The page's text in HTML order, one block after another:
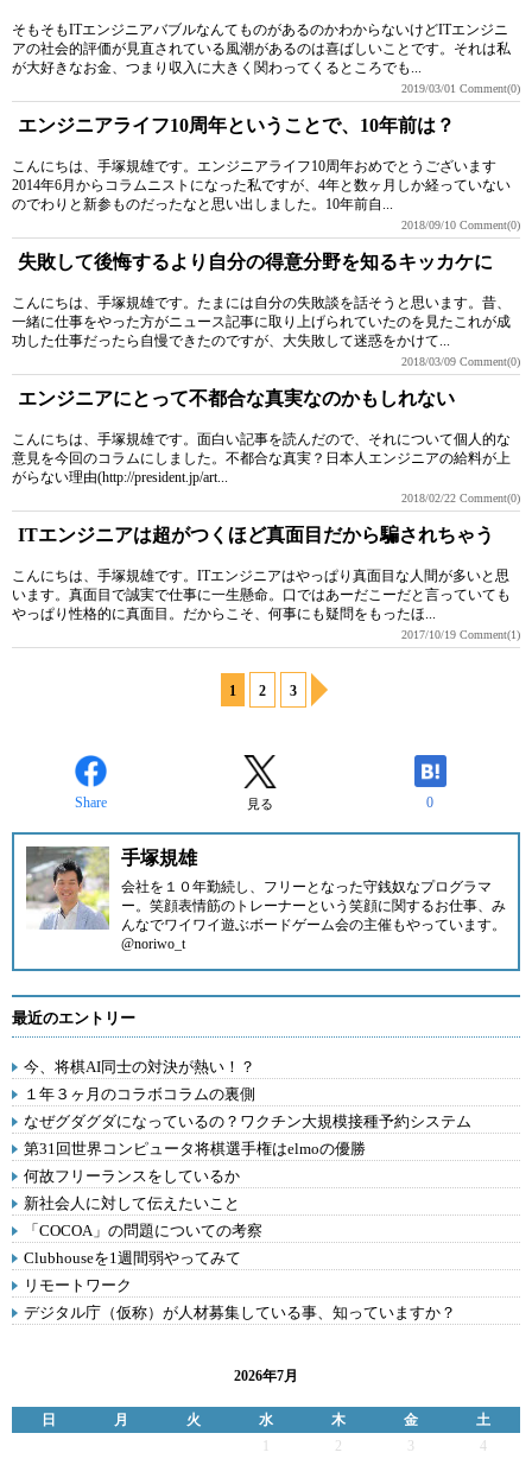
そもそもITエンジニアバブルなんてものがあるのかわからないけどITエンジニ
アの社会的評価が見直されている風潮があるのは喜ばしいことです。それは私
が大好きなお金、つまり収入に大きく関わってくるところでも...
2019/03/01 Comment(0)
エンジニアライフ10周年ということで、10年前は？
こんにちは、手塚規雄です。エンジニアライフ10周年おめでとうございます
2014年6月からコラムニストになった私ですが、4年と数ヶ月しか経っていない
のでわりと新参ものだったなと思い出しました。10年前自...
2018/09/10 Comment(0)
失敗して後悔するより自分の得意分野を知るキッカケに
こんにちは、手塚規雄です。たまには自分の失敗談を話そうと思います。昔、
一緒に仕事をやった方がニュース記事に取り上げられていたのを見たこれが成
功した仕事だったら自慢できたのですが、大失敗して迷惑をかけて...
2018/03/09 Comment(0)
エンジニアにとって不都合な真実なのかもしれない
こんにちは、手塚規雄です。面白い記事を読んだので、それについて個人的な
意見を今回のコラムにしました。不都合な真実？日本人エンジニアの給料が上
がらない理由(http://president.jp/art...
2018/02/22 Comment(0)
ITエンジニアは超がつくほど真面目だから騙されちゃう
こんにちは、手塚規雄です。ITエンジニアはやっぱり真面目な人間が多いと思
います。真面目で誠実で仕事に一生懸命。口ではあーだこーだと言っていても
やっぱり性格的に真面目。だからこそ、何事にも疑問をもったほ...
2017/10/19 Comment(1)
1 2 3
Share 見る 0
手塚規雄
会社を１０年勤続し、フリーとなった守銭奴なプログラマ
ー。笑顔表情筋のトレーナーという笑顔に関するお仕事、み
んなでワイワイ遊ぶボードゲーム会の主催もやっています。
@noriwo_t
最近のエントリー
今、将棋AI同士の対決が熱い！？
１年３ヶ月のコラボコラムの裏側
なぜグダグダになっているの？ワクチン大規模接種予約システム
第31回世界コンピュータ将棋選手権はelmoの優勝
何故フリーランスをしているか
新社会人に対して伝えたいこと
「COCOA」の問題についての考察
Clubhouseを1週間弱やってみて
リモートワーク
デジタル庁（仮称）が人材募集している事、知っていますか？
2026年7月
日 月 火 水 木 金
土
2 3
4